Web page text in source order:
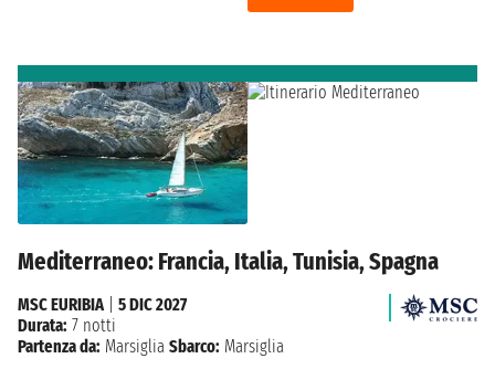
Mediterraneo: Francia, Italia, Tunisia, Spagna
MSC EURIBIA| 5 DIC 2027
Durata: 7 notti
Partenza da: Marsiglia Sbarco: Marsiglia